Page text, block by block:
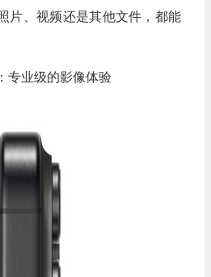
片、视频还是其他文件，都能
专业级的影像体验